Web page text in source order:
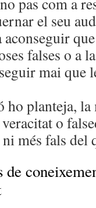
el seu
falses o a
mai que
ho planteja,
o
més fals del
de